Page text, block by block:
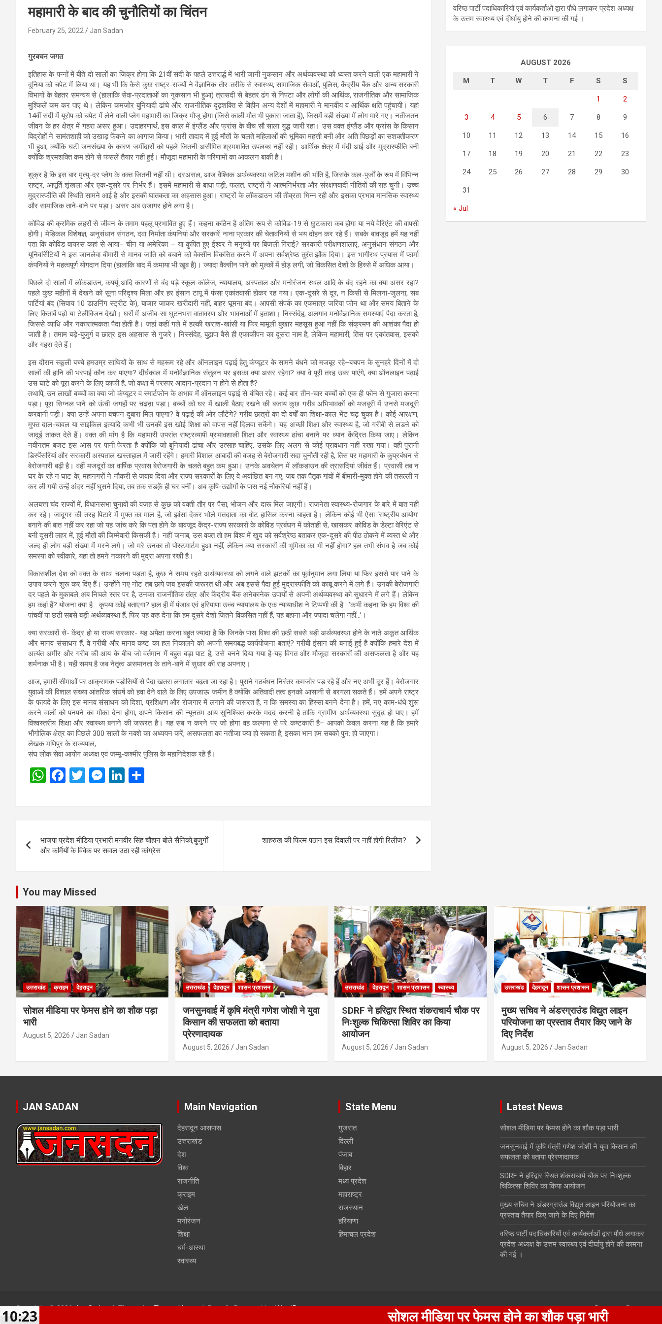
महामारी के बाद की चुनौतियों का चिंतन
February 25, 2022 Jan Sadan
गुरबचन जगत
इतिहास के पन्नों में बीते दो सालों का जिक्र होगा कि 21वीं सदी के पहले उत्तरार्द्ध में भारी जानी नुकसान और अर्थव्यवस्था को ध्वस्त करने वाली एक महामारी ने
दुनिया को चपेट में लिया था। यह भी कि कैसे कुछ राष्ट्र-राज्यों ने वैज्ञानिक तौर-तरीके से स्वास्थ्य, सामाजिक सेवाओं, पुलिस, केंद्रीय बैंक और अन्य सरकारी
विभागों के बेहतर समन्वय से (हालांकि सेवा-प्रदाताओं का नुकसान भी हुआ) त्रासदी से बेहतर ढंग से निपटा और लोगों की आर्थिक, राजनीतिक और सामाजिक
मुश्किलें कम कर पाए थे। लेकिन कमजोर बुनियादी ढांचे और राजनीतिक दृढ़शक्ति से विहीन अन्य देशों में महामारी ने मानवीय व आर्थिक क्षति पहुंचायी। यहां
14वीं सदी में यूरोप को चपेट में लेने वाली प्लेग महामारी का जिक्र मौजू होगा (जिसे काली मौत भी पुकारा जाता है), जिसमें बड़ी संख्या में लोग मारे गए। नतीजतन
जीवन के हर क्षेत्र में गहरा असर हुआ। उदाहरणार्थ, इस काल में इंग्लैंड और फ्रांस के बीच सौ साला युद्ध जारी रहा। उस वक्त इंग्लैंड और फ्रांस के किसान
विद्रोहों ने सामंतशाही को उखाड़ फेंकने का आगाज़ किया। भारी तादाद में हुई मौतों के चलते महिलाओं की भूमिका महत्ती बनी और अति पिछड़ों का सशक्तीकरण
भी हुआ, क्योंकि घटी जनसंख्या के कारण जमींदारों को पहले जितनी असीमित श्रमशक्ति उपलब्ध नहीं रही। आर्थिक क्षेत्र में मंदी आई और मुद्रास्फीति बनी
क्योंकि श्रमशक्ति कम होने से फसलें तैयार नहीं हुई। मौजूदा महामारी के परिणामों का आकलन बाकी है।
शुक्र है कि इस बार मृत्यु-दर प्लेग के वक्त जितनी नहीं थी। दरअसल, आज वैश्विक अर्थव्यवस्था जटिल मशीन की भांति है, जिसके कल-पुर्जों के रूप में विभिन्न
राष्ट्र, आपूर्ति शृंखला और एक-दूसरे पर निर्भर हैं। इसमें महामारी से बाधा पड़ी, फलत: राष्ट्रों ने आत्मनिर्भरता और संरक्षणवादी नीतियों की राह चुनी। उच्च
मुद्रास्फीति की स्थिति सामने आई है और इसकी घातकता का अहसास हुआ। राष्ट्रों के लॉकडाउन की तीव्रता भिन्न रही और इसका प्रभाव मानसिक स्वास्थ्य
और सामाजिक ताने-बाने पर पड़ा। असर अब उजागर होने लगा है।
कोविड की क्रमिक लहरों से जीवन के तमाम पहलू प्रभावित हुए हैं। कहना कठिन है अंतिम रूप से कोविड-19 से छुटकारा कब होगा या नये वेरिएंट की वापसी
होगी। मेडिकल विशेषज्ञ, अनुसंधान संगठन, दवा निर्माता कंपनियां और सरकारें नाना प्रकार की चेतावनियों से भय दोहन कर रहे हैं। सबके बावजूद हमें यह नहीं
पता कि कोविड वायरस कहां से आया– चीन या अमेरिका – या कुपित हुए ईश्वर ने मनुष्यों पर बिजली गिराई? सरकारी परीक्षणशालाएं, अनुसंधान संगठन और
यूनिवर्सिटियों ने इस जानलेवा बीमारी से मानव जाति को बचाने को वैक्सीन विकसित करने में अपना सर्वश्रेष्ठ तुरंत झोंक दिया। इस भागीरथ प्रयास में फार्मा
कंपनियों ने महत्वपूर्ण योगदान दिया (हालांकि बाद में कमाया भी खूब है)। ज्यादा वैक्सीन पाने को मुल्कों में होड़ लगी, जो विकसित देशों के हिस्से मेें अधिक आया।
पिछले दो सालों में लॉकडाउन, कर्फ्यू आदि कारणों से बंद पड़े स्कूल-कॉलेज, न्यायालय, अस्पताल और मनोरंजन स्थल आदि के बंद रहने का क्या असर रहा?
पहले कुछ महीनों में देखने को सूना परिदृश्य मिला और हर इंसान टापू में फंसा एकांतवासी होकर रह गया। एक-दूसरे से दूर, न किसी से मिलना-जुलना, सब
पार्टियां बंद (सिवाय 10 डाउनिंग स्ट्रीट के), बाजार जाकर खरीदारी नहीं, बाहर घूमना बंद। आपसी संपर्क का एकमात्र जरिया फोन था और समय बिताने के
लिए किताबें पढ़ो या टेलीविजन देखो। घरों में अजीब-सा घुटनभरा वातावरण और भावनाओं में हताशा। निस्संदेह, अलगाव मनोवैज्ञानिक समस्याएं पैदा करता है,
जिससे व्याधि और नकारात्मकता पैदा होती है। जहां कहीं गले में हल्की खराश-खांसी या फिर मामूली बुखार महसूस हुआ नहीं कि संक्रमण की आशंका पैदा हो
जाती है। तमाम बड़े-बुजुर्ग व छात्र इस अहसास से गुजरे। निस्संदेह, बुढ़ापा वैसे ही एकाकीपन का दूसरा नाम है, लेकिन महामारी, तिस पर एकांतवास, इसको
और गहरा देते हैं।
इस दौरान स्कूली बच्चे हमउम्र साथियों के साथ से महरूम रहे और ऑनलाइन पढ़ाई हेतु कंप्यूटर के सामने बंधने को मजबूर रहे–बचपन के सुनहरे दिनों में दो
सालों की हानि की भरपाई कौन कर पाएगा? दीर्घकाल में मनोवैज्ञानिक संतुलन पर इसका क्या असर रहेगा? क्या वे पूरी तरह उबर पाएंगे, क्या ऑनलाइन पढ़ाई
उस घाटे को पूरा करने के लिए काफी है, जो कक्षा में परस्पर आदान-प्रदान न होने से होता है?
तथापि, उन लाखों बच्चों का क्या जो कंप्यूटर व स्मार्टफोन के अभाव में ऑनलाइन पढ़ाई से वंचित रहे। कई बार तीन-चार बच्चों को एक ही फोन से गुजारा करना
पड़ा। पूरा सिग्नल पाने को ऊंची जगहों पर चढऩा पड़ा। बच्चों को घर में खाली बैठाए रखने की बजाय कुछ गरीब अभिभावकों को मजबूरी में उनसे मजदूरी
करवानी पड़ी। क्या उन्हें अपना बचपन दुबारा मिल पाएगा? वे पढ़ाई की ओर लौटेंगे? गरीब छात्रों का दो वर्षों का शिक्षा-काल भेंट चढ़ चुका है। कोई आरक्षण,
मुफ्त दाल-चावल या साइकिल इत्यादि कभी भी उनकी इस खोई शिक्षा को वापस नहीं दिलवा सकेंगे। यह अच्छी शिक्षा और स्वास्थ्य है, जो गरीबी से लडऩे को
जादुई ताकत देते हैं। वक्त की मांग है कि महामारी उपरांत राष्ट्रव्यापी प्रभावशाली शिक्षा और स्वास्थ्य ढांचा बनाने पर ध्यान केंद्रित किया जाए। लेकिन
नवीनतम बजट इस आस पर पानी फेरता है क्योंकि जो बुनियादी ढांचा और उत्साह चाहिए, उसके लिए अलग से कोई प्रावधान नहीं रखा गया। वही पुरानी
डिस्पेंसरियां और सरकारी अस्पताल खस्ताहाल में जारी रहेंगे। हमारी विशाल आबादी की वजह से बेरोजगारी सदा चुनौती रही है, तिस पर महामारी के कुप्रबंधन से
बेरोजगारी बढ़ी है। वहीं मजदूरों का वार्षिक प्रवास बेरोजगारी के चलते बहुत कम हुआ। उनके अवचेतन में लॉकडाउन की त्रासदियां जीवंत हैं। प्रवासी तब न
घर के रहे न घाट के, महानगरों ने नौकरी से जवाब दिया और राज्य सरकारों के लिए वे अवांछित बन गए, जब तक पैतृक गांवों में बीमारी-मुक्त होने की तसल्ली न
कर ली गयी उन्हें अंदर नहीं घुसने दिया, तब तक सडक़ें ही घर बनीं। अब कृषि-उद्योगों के पास नई नौकरियां नहीं हैं।
अलबत्ता चंद राज्यों में, विधानसभा चुनावों की वजह से कुछ को वक्ती तौर पर पैसा, भोजन और दारू मिल जाएगी। राजनेता स्वास्थ्य-रोजगार के बारे में बात नहीं
कर रहे। जादूगर की तरह पिटारे में मुफ्त का माल है, जो झांसा देकर भोले मतदाता का वोट हासिल करना चाहता है। लेकिन कोई भी ऐसा ‘राष्ट्रीय आयोग’
बनाने की बात नहीं कर रहा जो यह जांच करे कि पता होने के बावजूद केंद्र-राज्य सरकारों के कोविड प्रबंधन में कोताही से, खासकर कोविड के डेल्टा वेरिएंट से
बनी दूसरी लहर में, हुई मौतों की जिम्मेवारी किसकी है। नहीं जनाब, उस वक्त तो हम विश्व में खुद को सर्वश्रेष्ठ बताकर एक-दूसरे की पीठ ठोकने में व्यस्त थे और
जल्द ही लोग बड़ी संख्या में मरने लगे। जो मरे उनका तो पोस्टमार्टम हुआ नहीं, लेकिन क्या सरकारों की भूमिका का भी नहीं होगा? हल तभी संभव है जब कोई
समस्या को स्वीकारे, यहां तो हमने नकारने की मुद्रा अपना रखी है।
विकासशील देश को वक्त के साथ चलना पड़ता है, कुछ ने समय रहते अर्थव्यवस्था को लगने वाले झटकों का पूर्वानुमान लगा लिया या फिर इससे पार पाने के
उपाय करने शुरू कर दिए हैं। उन्होंने नए नोट तब छापे जब इसकी जरूरत थी और अब इससे पैदा हुई मुद्रास्फीति को काबू करने में लगे हैं। उनकी बेरोजगारी
दर पहले के मुकाबले अब निचले स्तर पर है, उनका राजनीतिक तंत्र और केंद्रीय बैंक अनेकानेक उपायों से अपनी अर्थव्यवस्था को सुधारने में लगे हैं। लेकिन
हम कहां हैं? योजना क्या है… कृपया कोई बताएगा? हाल ही में पंजाब एवं हरियाणा उच्च न्यायालय के एक न्यायाधीश ने टिप्पणी की है : ‘कभी कहना कि हम विश्व की
पांचवीं या छठी सबसे बड़ी अर्थव्यवस्था हैं, फिर यह कह देना कि हम दूसरे देशों जितने विकसित नहीं हैं, यह बहाना और ज्यादा चलेगा नहीं…’।
क्या सरकारों से- केंद्र हो या राज्य सरकार- यह अपेक्षा करना बहुत ज्यादा है कि जिनके पास विश्व की छठी सबसे बड़ी अर्थव्यवस्था होने के नाते अकूत आर्थिक
और मानव संसाधन हैं, वे गरीबी और मानव कष्ट का हल निकालने को अपनी समयबद्ध कार्ययोजना बताएं? गरीबी इंसान की बनाई हुई है क्योंकि हमारे देश में
अत्यंत अमीर और गरीब की आय के बीच जो वर्तमान में बहुत बड़ा पाट है, उसे बनने दिया गया है-यह विगत और मौजूदा सरकारों की असफलता है और यह
शर्मनाक भी है। यही समय है जब नेतृत्व असमानता के ताने-बाने में सुधार की राह अपनाए।
आज, हमारी सीमाओं पर आक्रामक पड़ोसियों से पैदा खतरा लगातार बढ़ता जा रहा है। पुराने गठबंधन निरंतर कमजोर पड़ रहे हैं और नए अभी दूर हैं। बेरोजगार
युवाओं की विशाल संख्या आंतरिक संघर्ष को हवा देने वाले के लिए उपजाऊ जमीन है क्योंकि अतिवादी तत्व इनको आसानी से बरगला सकते हैं। हमें अपने राष्ट्र
के फायदे के लिए इस मानव संसाधन को दिशा, प्रशिक्षण और रोजगार में लगाने की जरूरत है, न कि समस्या का हिस्सा बनने देना है। हमें, नए काम-धंधे शुरू
करने वालों को पनपने का मौका देना होगा, अपने किसान की न्यूनतम आय सुनिश्चित करके मदद करनी है ताकि ग्रामीण अर्थव्यवस्था सुदृढ़ हो पाए। हमें
विश्वस्तरीय शिक्षा और स्वास्थ्य बनाने की जरूरत है। यह सब न करने पर जो होगा वह कल्पना से परे कष्टकारी है– आपको केवल करना यह है कि हमारे
भौगोलिक क्षेत्र का पिछले 300 सालों के नक्शे का अध्ययन करें, असफलता का नतीजा क्या हो सकता है, इसका भान हम सबको पुन: हो जाएगा।
लेखक मणिपुर के राज्यपाल,
संघ लोक सेवा आयोग अध्यक्ष एवं जम्मू-कश्मीर पुलिस के महानिदेशक रहे हैं।
W
at
A
p
p
F
ce
o
o
k
T
tt
M
se
g
er
Li
ke
n
ar
navigation
भाजपा प्रदेश मीडिया प्रभारी मनवीर सिंह चौहान बोले सैनिको,बुजुर्गों
और कर्मियों के विवेक पर सवाल उठा रही कांग्रेस
शाहरुख की फिल्म पठान इस दिवाली पर नहीं होगी रिलीज?
वरिष्ठ पार्टी पदाधिकारियों एवं कार्यकर्ताओं द्वारा पौधे लगाकर प्रदेश अध्यक्ष
के उत्तम स्वास्थ्य एवं दीर्घायु होने की कामना की गई ।
AUGUST 2026
M T W T F S S
1 2
3 4 5 6 7 8 9
10 11 12 13 14 15 16
17 18 19 20 21 22 23
24 25 26 27 28 29 30
31
« Jul
You may Missed
उत्तराखंड क्राइम देहरादून
सोशल मीडिया पर फेमस होने का शौक पड़ा
भारी
August 5, 2026 Jan Sadan
उत्तराखंड देहरादून शासन प्रशासन
जनसुनवाई में कृषि मंत्री गणेश जोशी ने युवा
किसान की सफलता को बताया
प्रेरणादायक
August 5, 2026 Jan Sadan
उत्तराखंड देहरादून शासन प्रशासन स्वास्थ्य
SDRF ने हरिद्वार स्थित शंकराचार्य चौक पर
निःशुल्क चिकित्सा शिविर का किया
आयोजन
August 5, 2026 Jan Sadan
उत्तराखंड देहरादून शासन प्रशासन
मुख्य सचिव ने अंडरग्राउंड विद्युत लाइन
परियोजना का प्रस्ताव तैयार किए जाने के
दिए निर्देश
August 5, 2026 Jan Sadan
JAN SADAN Main Navigation
देहरादून आसपास
उत्तराखंड
देश
विश्व
राजनीति
क्राइम
खेल
मनोरंजन
शिक्षा
धर्म-आस्था
स्वास्थ्य
State Menu
गुजरात
दिल्ली
पंजाब
बिहार
मध्य प्रदेश
महाराष्ट्र
राजस्थान
हरियाणा
हिमाचल प्रदेश
Latest News
सोशल मीडिया पर फेमस होने का शौक पड़ा भारी
जनसुनवाई में कृषि मंत्री गणेश जोशी ने युवा किसान की
सफलता को बताया प्रेरणादायक
SDRF ने हरिद्वार स्थित शंकराचार्य चौक पर निःशुल्क
चिकित्सा शिविर का किया आयोजन
मुख्य सचिव ने अंडरग्राउंड विद्युत लाइन परियोजना का
प्रस्ताव तैयार किए जाने के दिए निर्देश
वरिष्ठ पार्टी पदाधिकारियों एवं कार्यकर्ताओं द्वारा पौधे लगाकर
प्रदेश अध्यक्ष के उत्तम स्वास्थ्य एवं दीर्घायु होने की कामना
की गई ।
Copyright © 2026Jan Sadan Theme by:Theme Horse Proudly Powered by:WordPress सोशल मीडिया पर फेमस होने का शौक पड़ा भारी
10:23